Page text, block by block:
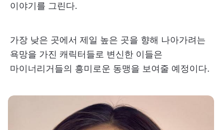
이야기를 그린다.
가장 낮은 곳에서 제일 높은 곳을 향해 나아가려는
욕망을 가진 캐릭터들로 변신한 이들은
마이너리거들의 흥미로운 동맹을 보여줄 예정이다.